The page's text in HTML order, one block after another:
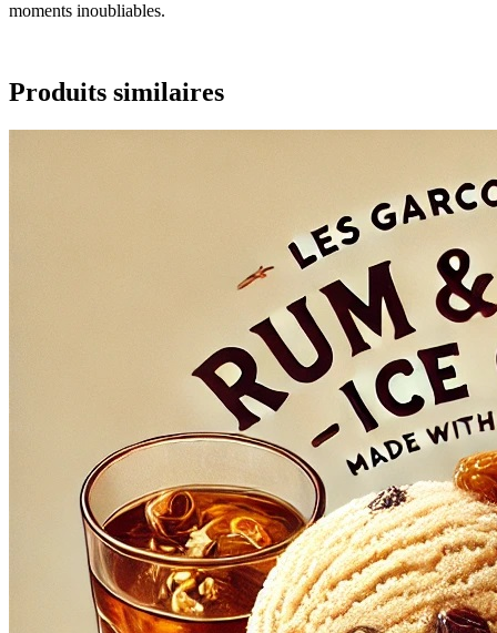
moments inoubliables.
Produits similaires